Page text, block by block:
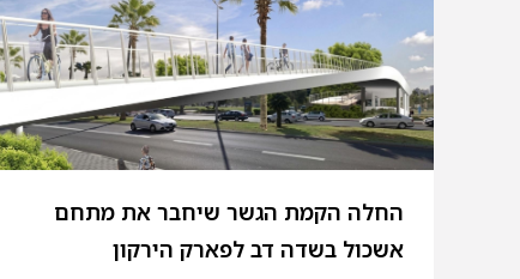
החלה הקמת הגשר שיחבר את מתחם
אשכול בשדה דב לפארק הירקון